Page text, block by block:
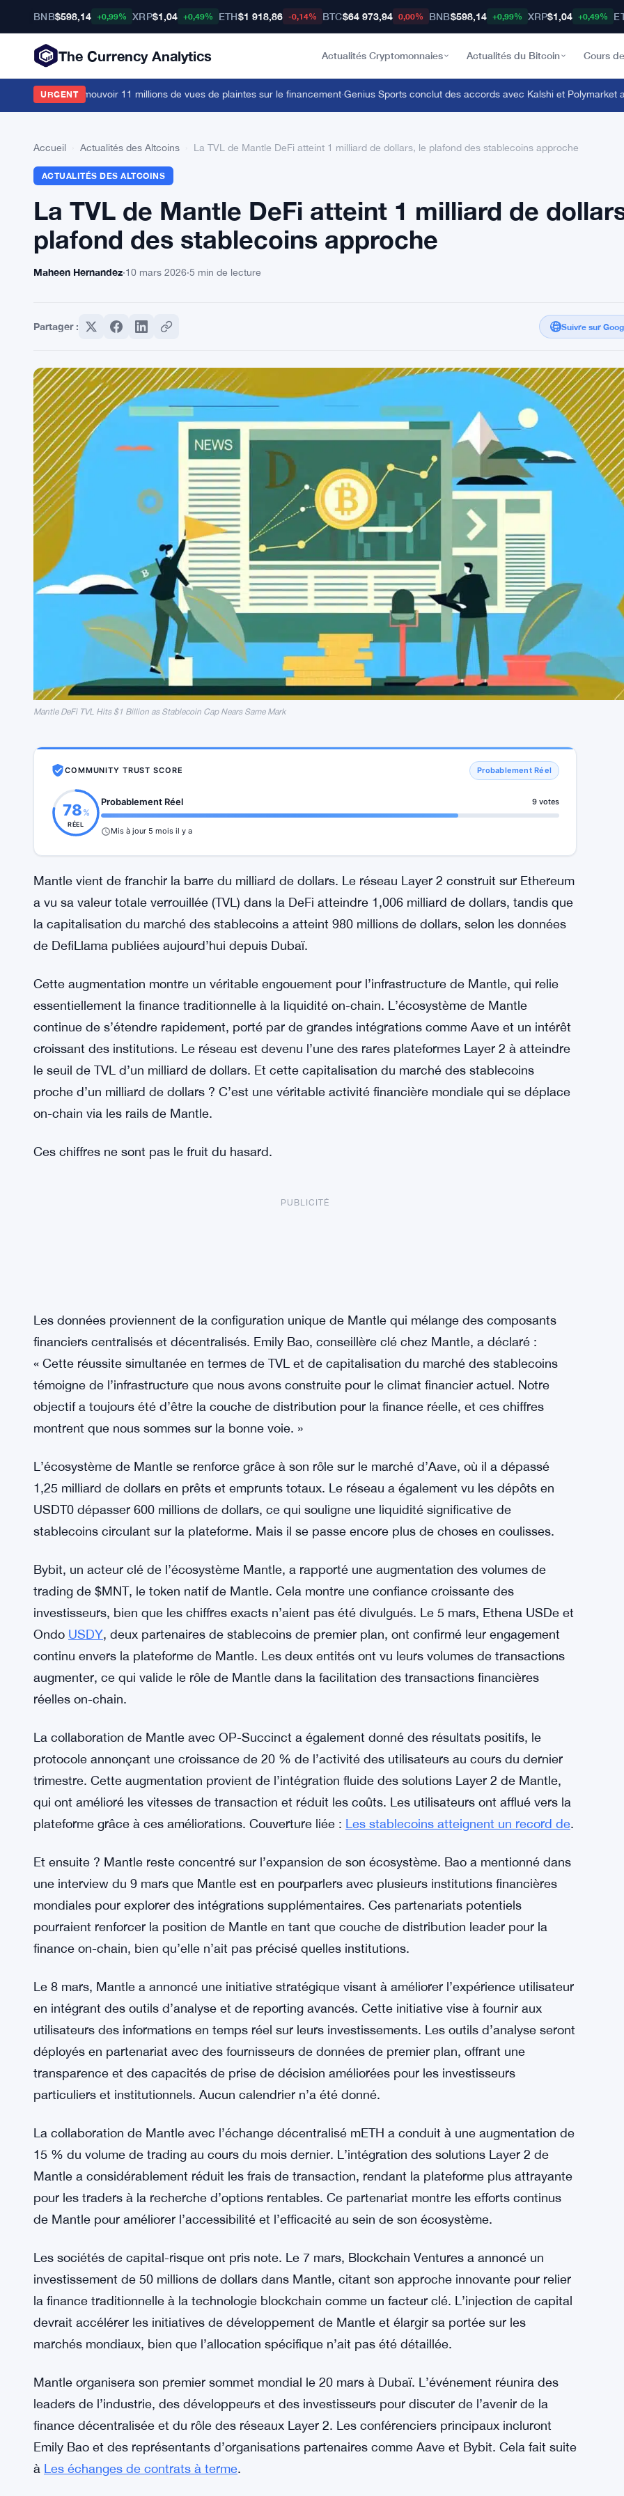
BNB$598,14 +0,99% XRP$1,04 +0,49% ETH$1 918,86 -0,14% BTC$64 973,94 0,00% BNB$598,14 +0,99% XRP$1,04 +0,49%
The Currency Analytics Actualités Cryptomonnaies Actualités du Bitcoin Cours
URGENT
pour promouvoir 11 millions de vues de plaintes sur le financement·Genius Sports conclut des accords avec Kalshi et Polymarket
Accueil Actualités des Altcoins La TVL de Mantle DeFi atteint 1 milliard de dollars, le plafond des stablecoins approche
ACTUALITÉS DES ALTCOINS
La TVL de Mantle DeFi atteint 1 milliard de
plafond des stablecoins approche
Maheen Hernandez·10 mars 2026·5 min de lecture
Partager : Suivre sur
Mantle DeFi TVL Hits $1 Billion as Stablecoin Cap Nears Same Mark
COMMUNITY TRUST SCORE Probablement Réel
78 %
RÉEL
Probablement Réel 9 votes
Mis à jour 5 mois il y a
Mantle vient de franchir la barre du milliard de dollars. Le réseau Layer 2 construit sur Ethereum
a vu sa valeur totale verrouillée (TVL) dans la DeFi atteindre 1,006 milliard de dollars, tandis que
la capitalisation du marché des stablecoins a atteint 980 millions de dollars, selon les données
de DefiLlama publiées aujourd’hui depuis Dubaï.
Cette augmentation montre un véritable engouement pour l’infrastructure de Mantle, qui relie
essentiellement la finance traditionnelle à la liquidité on-chain. L’écosystème de Mantle
continue de s’étendre rapidement, porté par de grandes intégrations comme Aave et un intérêt
croissant des institutions. Le réseau est devenu l’une des rares plateformes Layer 2 à atteindre
le seuil de TVL d’un milliard de dollars. Et cette capitalisation du marché des stablecoins
proche d’un milliard de dollars ? C’est une véritable activité financière mondiale qui se déplace
on-chain via les rails de Mantle.
Ces chiffres ne sont pas le fruit du hasard.
PUBLICITÉ
Les données proviennent de la configuration unique de Mantle qui mélange des composants
financiers centralisés et décentralisés. Emily Bao, conseillère clé chez Mantle, a déclaré :
« Cette réussite simultanée en termes de TVL et de capitalisation du marché des stablecoins
témoigne de l’infrastructure que nous avons construite pour le climat financier actuel. Notre
montrent que nous sommes sur la bonne voie. »
L’écosystème de Mantle se renforce grâce à son rôle sur le marché d’Aave, où il a dépassé
1,25 milliard de dollars en prêts et emprunts totaux. Le réseau a également vu les dépôts en
USDT0 dépasser 600 millions de dollars, ce qui souligne une liquidité significative de
stablecoins circulant sur la plateforme. Mais il se passe encore plus de choses en coulisses.
trading de $MNT, le token natif de Mantle. Cela montre une confiance croissante des
investisseurs, bien que les chiffres exacts n’aient pas été divulgués. Le 5 mars, Ethena USDe et
OndoUSDY, deux partenaires de stablecoins de premier plan, ont confirmé leur engagement
continu envers la plateforme de Mantle. Les deux entités ont vu leurs volumes de transactions
augmenter, ce qui valide le rôle de Mantle dans la facilitation des transactions financières
La collaboration de Mantle avec OP-Succinct a également donné des résultats positifs, le
protocole annonçant une croissance de 20 % de l’activité des utilisateurs au cours du dernier
trimestre. Cette augmentation provient de l’intégration fluide des solutions Layer 2 de Mantle,
qui ont amélioré les vitesses de transaction et réduit les coûts. Les utilisateurs ont afflué vers la
Et ensuite ? Mantle reste concentré sur l’expansion de son écosystème. Bao a mentionné dans
une interview du 9 mars que Mantle est en pourparlers avec plusieurs institutions financières
mondiales pour explorer des intégrations supplémentaires. Ces partenariats potentiels
pourraient renforcer la position de Mantle en tant que couche de distribution leader pour la
finance on-chain, bien qu’elle n’ait pas précisé quelles institutions.
Le 8 mars, Mantle a annoncé une initiative stratégique visant à améliorer l’expérience utilisateur
en intégrant des outils d’analyse et de reporting avancés. Cette initiative vise à fournir aux
utilisateurs des informations en temps réel sur leurs investissements. Les outils d’analyse seront
déployés en partenariat avec des fournisseurs de données de premier plan, offrant une
transparence et des capacités de prise de décision améliorées pour les investisseurs
La collaboration de Mantle avec l’échange décentralisé mETH a conduit à une augmentation de
15 % du volume de trading au cours du mois dernier. L’intégration des solutions Layer 2 de
Mantle a considérablement réduit les frais de transaction, rendant la plateforme plus attrayante
pour les traders à la recherche d’options rentables. Ce partenariat montre les efforts continus
Les sociétés de capital-risque ont pris note. Le 7 mars, Blockchain Ventures a annoncé un
investissement de 50 millions de dollars dans Mantle, citant son approche innovante pour relier
la finance traditionnelle à la technologie blockchain comme un facteur clé. L’injection de capital
devrait accélérer les initiatives de développement de Mantle et élargir sa portée sur les